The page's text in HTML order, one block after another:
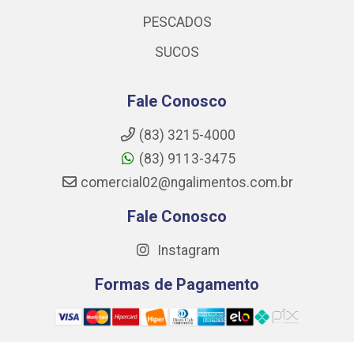
PESCADOS
SUCOS
Fale Conosco
(83) 3215-4000
(83) 9113-3475
comercial02@ngalimentos.com.br
Fale Conosco
Instagram
Formas de Pagamento